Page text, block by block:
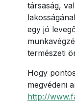
társaság,
egy jó
természeti
Hogy
megvédeni
http://